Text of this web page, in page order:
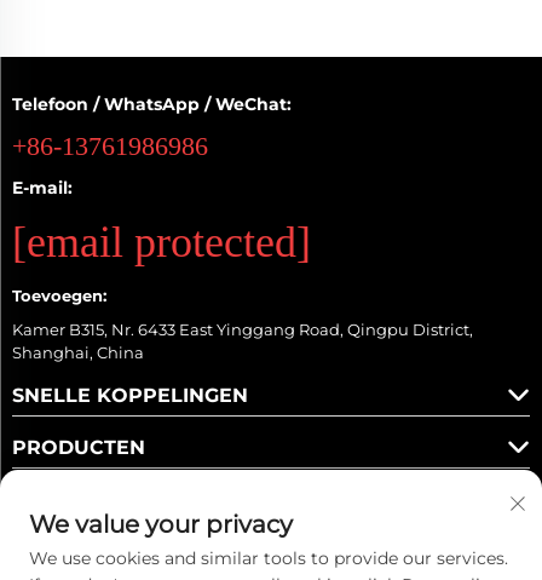
Telefoon / WhatsApp / WeChat:
+86-13761986986
E-mail:
[email protected]
Toevoegen:
Kamer B315, Nr. 6433 East Yinggang Road, Qingpu District,
Shanghai, China
SNELLE KOPPELINGEN
PRODUCTEN
We value your privacy
We use cookies and similar tools to provide our services.